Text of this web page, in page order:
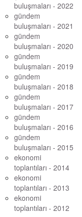
buluşmaları - 2022
gündem
buluşmaları - 2021
gündem
buluşmaları - 2020
gündem
buluşmaları - 2019
gündem
buluşmaları - 2018
gündem
buluşmaları - 2017
gündem
buluşmaları - 2016
gündem
buluşmaları - 2015
ekonomi
toplantıları - 2014
ekonomi
toplantıları - 2013
ekonomi
toplantıları - 2012